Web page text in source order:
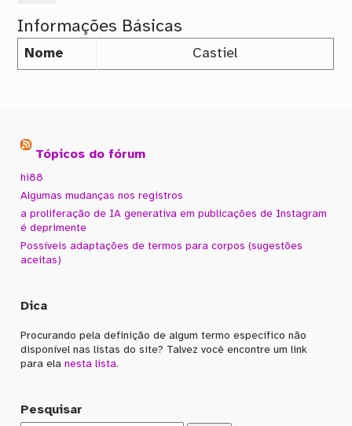
Informações Básicas
Nome Castiel
Tópicos do fórum
hi88
Algumas mudanças nos registros
a proliferação de IA generativa em publicações de Instagram
é deprimente
Possíveis adaptações de termos para corpos (sugestões
aceitas)
Dica
Procurando pela definição de algum termo específico não
disponível nas listas do site? Talvez você encontre um link
para elanesta lista.
Pesquisar